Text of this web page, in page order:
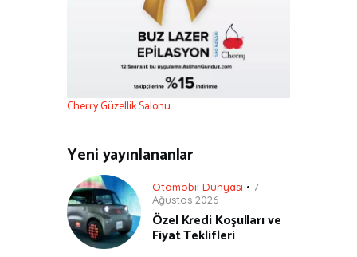
Cherry Güzellik Salonu
Yeni yayınlananlar
Otomobil Dünyası
7
Ağustos 2026
Özel Kredi Koşulları ve
Fiyat Teklifleri